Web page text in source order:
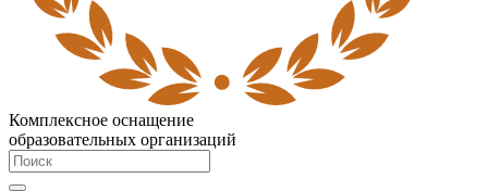
Комплексное оснащение
образовательных организаций